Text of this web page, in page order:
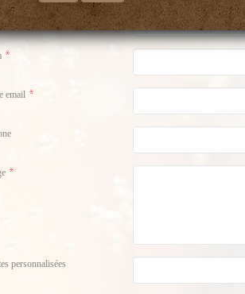
email
personnalisées